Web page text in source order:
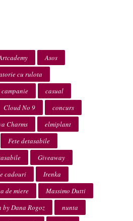
Asos
cu rulota
campanie
casual
Cloud No 9
concurs
Charms
elmiplant
Fete detasabile
Giveaway
cadouri
Irenka
de miere
Massimo Dutti
by Dana Rogoz
nunta